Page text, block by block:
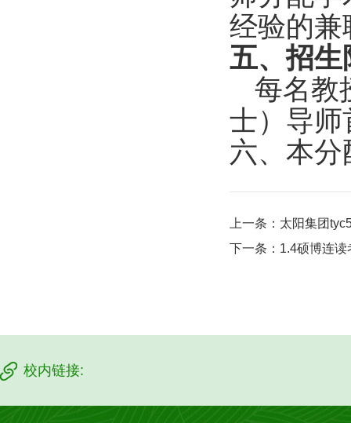
经验的兼
五、招生
每名教
士）导师
六、本
上一条： 太阳集团
下一条： 1.4硕博连读
校内链接: